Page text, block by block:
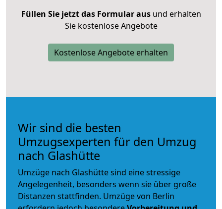
Füllen Sie jetzt das Formular ausund erhalten
Sie kostenlose Angebote
Kostenlose Angebote erhalten
Wir sind die besten
Umzugsexperten für den Umzug
nach Glashütte
Umzüge nach Glashütte sind eine stressige
Angelegenheit, besonders wenn sie über große
Distanzen stattfinden. Umzüge von Berlin